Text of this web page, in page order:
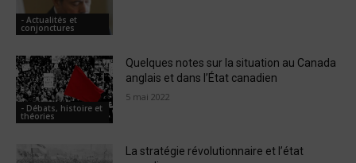
- Actualités et
conjonctures
- Débats, histoire et
théories
Quelques notes sur la situation au Canada
anglais et dans l’État canadien
5 mai 2022
La stratégie révolutionnaire et l’état